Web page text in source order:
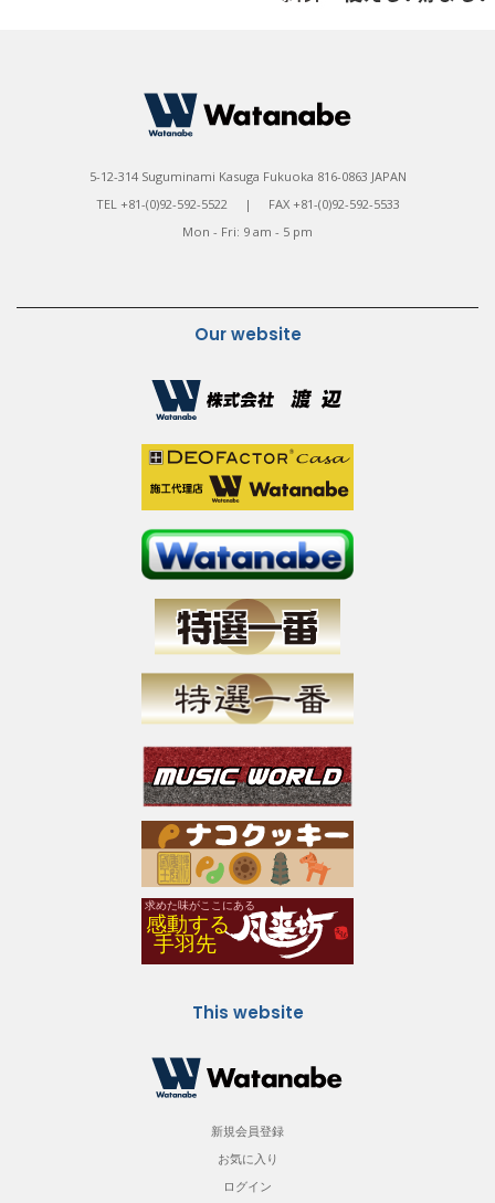
5-12-314 Suguminami Kasuga Fukuoka 816-0863 JAPAN
TEL +81-(0)92-592-5522 | FAX +81-(0)92-592-5533
Mon - Fri: 9 am - 5 pm
Our website
This website
新規会員登録
お気に入り
ログイン